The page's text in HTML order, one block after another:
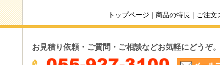
トップページ 商品の特長 ご注文
お見積り依頼・ご質問・ご相談などお気軽にどうぞ。